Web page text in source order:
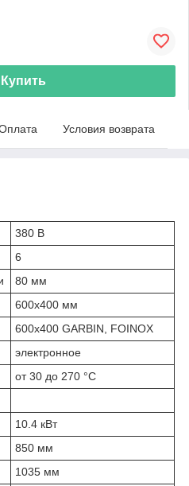
Купить
Условия возврата
380 В
6
80 мм
600х400 мм
600х400 GARBIN, FOINOX
электронное
от 30 до 270 °С
10.4 кВт
850 мм
1035 мм